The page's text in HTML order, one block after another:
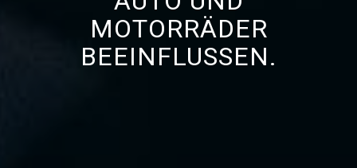
MOTORRÄDER
BEEINFLUSSEN.